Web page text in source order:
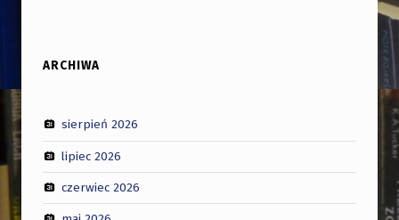
ARCHIWA
sierpień 2026
lipiec 2026
czerwiec 2026